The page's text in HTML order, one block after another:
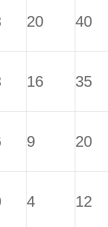
20 40
16 35
9 20
4 12